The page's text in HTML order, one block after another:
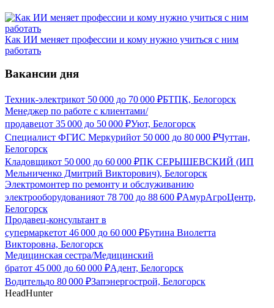
Как ИИ меняет профессии и кому нужно учиться с ним
работать
Вакансии дня
Техник-электрикот 50 000 до 70 000 ₽БТПК, Белогорск
Менеджер по работе с клиентами/
продавецот 35 000 до 50 000 ₽Уют, Белогорск
Специалист ФГИС Меркурийот 50 000 до 80 000 ₽Чуттан,
Белогорск
Кладовщикот 50 000 до 60 000 ₽ПК СЕРЫШЕВСКИЙ (ИП
Мельниченко Дмитрий Викторович), Белогорск
Электромонтер по ремонту и обслуживанию
электрооборудованияот 78 700 до 88 600 ₽АмурАгроЦентр,
Белогорск
Продавец-консультант в
супермаркетот 46 000 до 60 000 ₽Бутина Виолетта
Викторовна, Белогорск
Медицинская сестра/Медицинский
братот 45 000 до 60 000 ₽Адент, Белогорск
Водительдо 80 000 ₽Запэнергострой, Белогорск
HeadHunter